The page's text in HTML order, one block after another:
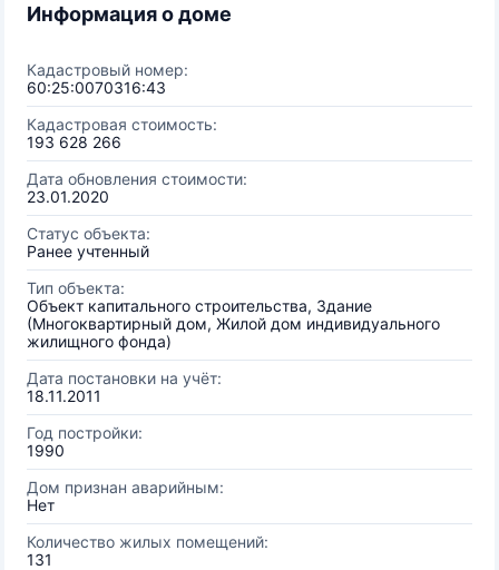
Информация о доме
Кадастровый номер:
60:25:0070316:43
Кадастровая стоимость:
193 628 266
Дата обновления стоимости:
23.01.2020
Статус объекта:
Ранее учтенный
Тип объекта:
Объект капитального строительства, Здание
(Многоквартирный дом, Жилой дом индивидуального
жилищного фонда)
Дата постановки на учёт:
18.11.2011
Год постройки:
1990
Дом признан аварийным:
Нет
Количество жилых помещений:
131